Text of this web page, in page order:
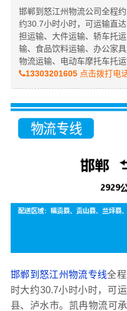
邯郸到怒江州物流公司全程
约30.7小时小时，可运输直
担运输、大件运输、轿车托
输、食品饮料运输、办公家
物流运输、电动车摩托车托运
13303201605点击拨打电
邯郸到怒江州物流专线全
时大约30.7小时小时，可
县、泸水市。凯冉物流可